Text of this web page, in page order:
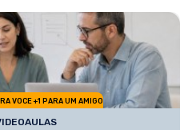
VOCE +1 PARA UM AMIGO